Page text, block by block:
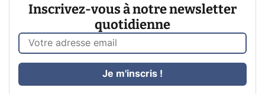
Inscrivez-vous à notre newsletter
quotidienne
Je m'inscris !